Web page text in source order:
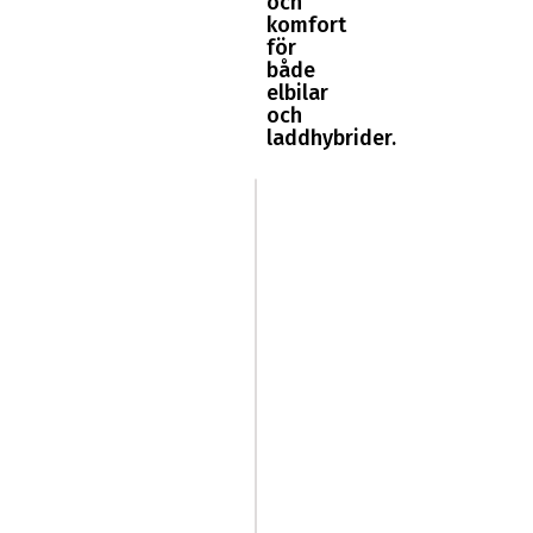
komfort
för
både
elbilar
och
laddhybrider.